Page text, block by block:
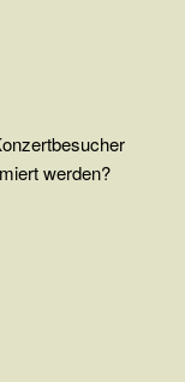
werden?